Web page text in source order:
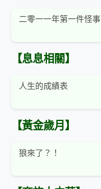
二零一一年第一件怪事
【息息相關】
人生的成績表
【黃金歲月】
狼來了？！